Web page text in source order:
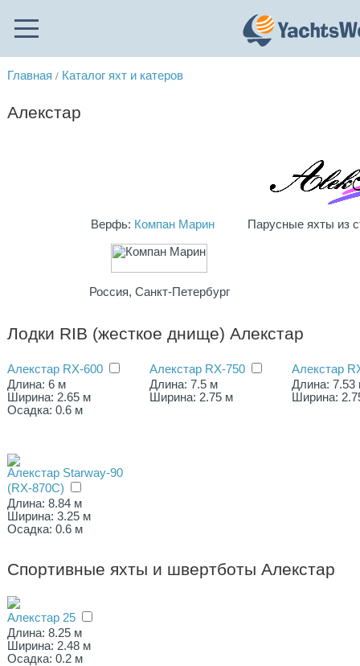
Главная / Каталог яхт и катеров
Алекстар
Верфь: Компан Марин
Россия, Санкт-Петербург
Парусные яхты из
Лодки RIB (жесткое днище) Алекстар
Алекстар RХ-600
Длина: 6 м
Ширина: 2.65 м
Осадка: 0.6 м
Алекстар RX-750
Длина: 7.5 м
Ширина: 2.75 м
Алекстар
Длина: 7.53
Ширина:
Алекстар Starway-90
(RX-870C)
Длина: 8.84 м
Ширина: 3.25 м
Осадка: 0.6 м
Спортивные яхты и швертботы Алекстар
Алекстар 25
Длина: 8.25 м
Ширина: 2.48 м
Осадка: 0.2 м